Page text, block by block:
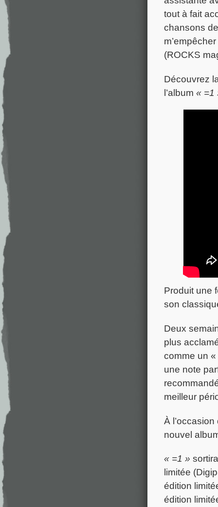
tout à fait
chansons
(ROCKS
Découvrez
l’album « =1
Produit une
son
Deux
plus
comme un
une note
meilleur
À
nouvel
« =1 »
limitée
édition
édition